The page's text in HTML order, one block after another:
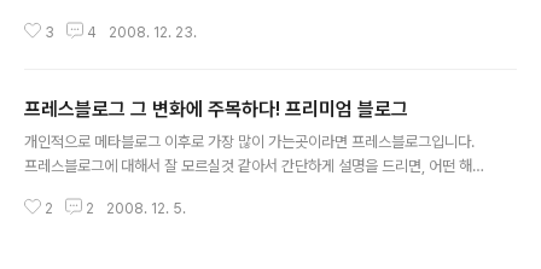
있습니다. 사실 글의 가치라고 하기에는 뭐한데요 쉽게 말
블로그를 운영하는분에게는 적잖은 도움이 될것으로 생각
이 듭니다.^^; 티스토리 블로그에서도 자체적으로 이런 통
계가 가능했으면 좋겠지만, 아직 티스토리 자체적으로도
타운을 이용해서 자신의 블로그의 페이지를 찾는방법을 알
3 4 2008. 12. 23.
프레스블로그 그 변화에 주목하다! 프리미엄 블로그
개인적으로 메타블로그 이후로 가장 많이 가는곳이라면 프레스블로그입니다.
프레스블로그에 대해서 잘 모르실것 같아서 간단하게 설명을 드리면, 어떤 해당
에 관련하여 원고료인 현금이 지급이 됩니다. 또, 밀리언달러라고 해서, 한달동
2 2 2008. 12. 5.